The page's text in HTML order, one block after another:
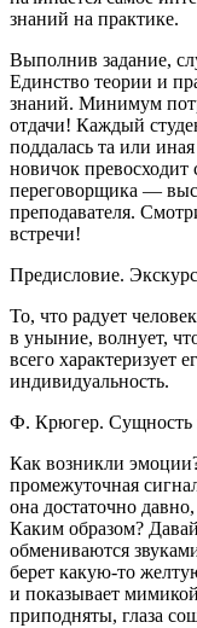
знаний на практике.
Выполнив задание,
Единство теории и
знаний. Минимум
отдачи! Каждый
поддалась та или
новичок превосходит
переговорщика —
преподавателя.
встречи!
Предисловие.
То, что радует
в уныние, волнует,
всего характеризует
индивидуальность.
Ф. Крюгер. Сущность
Как возникли
промежуточная
она достаточно
Каким образом?
обмениваются
берет какую-то
и показывает
приподняты, глаза